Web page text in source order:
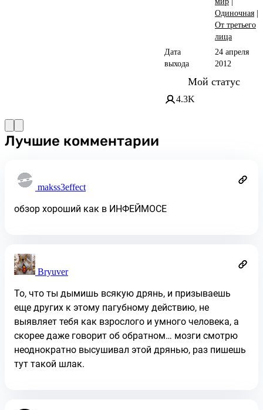
Одиночная
От третьего
лица
Дата
выхода
24 апреля
2012
Мой статус
4.3K
Лучшие комментарии
makss3effect
обзор хороший как в ИНФЕЙМОСЕ
Bryuver
То, что ты дымишь всякую дрянь, и призываешь
еще других к этому пагубному действию, не
выявляет тебя как взрослого и умного человека, а
скорее даже говорит об обратном… мозги смотрю
неоднократно высушивал этой дрянью, раз пишешь
тут такой шлак.